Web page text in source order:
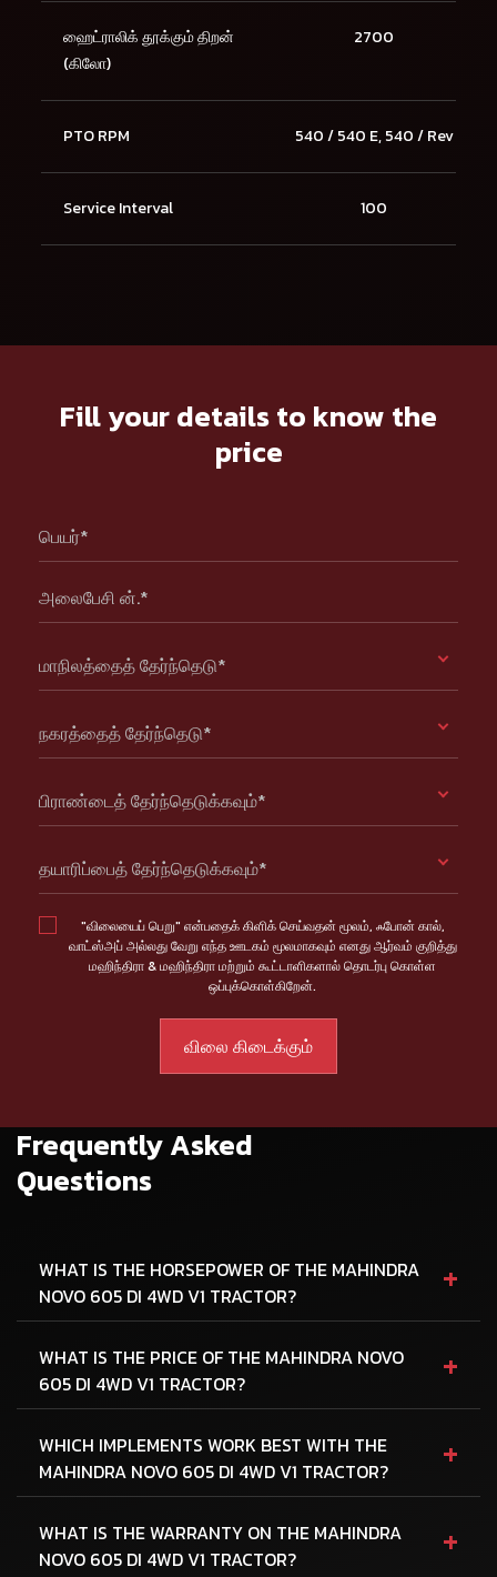
ஹைட்ராலிக் தூக்கும் திறன்
(கிலோ)
2700
PTO RPM 540 / 540 E, 540 / Rev
Service Interval 100
Fill your details to know the
price
பெயர்*
அலைபேசி ன்.*
மாநிலத்தைத் தேர்ந்தெடு*
நகரத்தைத் தேர்ந்தெடு*
பிராண்டைத் தேர்ந்தெடுக்கவும்*
தயாரிப்பைத் தேர்ந்தெடுக்கவும்*
"விலையைப் பெறு" என்பதைக் கிளிக் செய்வதன் மூலம், ஃபோன் கால்,
வாட்ஸ்அப் அல்லது வேறு எந்த ஊடகம் மூலமாகவும் எனது ஆர்வம் குறித்து
மஹிந்திரா & மஹிந்திரா மற்றும் கூட்டாளிகளால் தொடர்பு கொள்ள
ஒப்புக்கொள்கிறேன்.
Frequently Asked
Questions
WHAT IS THE HORSEPOWER OF THE MAHINDRA
NOVO 605 DI 4WD V1 TRACTOR?
+
WHAT IS THE PRICE OF THE MAHINDRA NOVO
605 DI 4WD V1 TRACTOR?
+
WHICH IMPLEMENTS WORK BEST WITH THE
MAHINDRA NOVO 605 DI 4WD V1 TRACTOR?
+
WHAT IS THE WARRANTY ON THE MAHINDRA
NOVO 605 DI 4WD V1 TRACTOR?
+